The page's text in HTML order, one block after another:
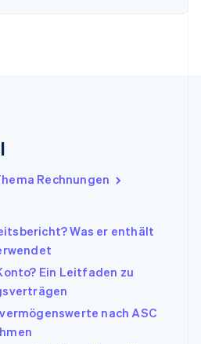
Rechnungen
Was er enthält
Ein Leitfaden zu
nach ASC